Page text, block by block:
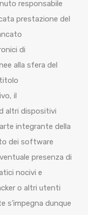
responsabile
prestazione del
di
alla sfera del
il
altri dispositivi
integrante della
dei software
presenza di
nocivi e
o altri utenti
s’impegna dunque